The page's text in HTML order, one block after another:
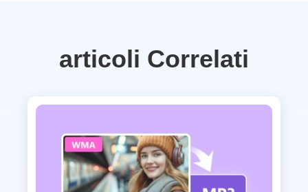
articoli Correlati